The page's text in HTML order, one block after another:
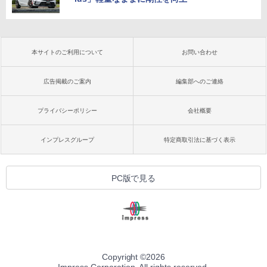
本サイトのご利用について お問い合わせ
広告掲載のご案内 編集部へのご連絡
プライバシーポリシー 会社概要
インプレスグループ 特定商取引法に基づく表示
PC版で見る
Copyright ©2026